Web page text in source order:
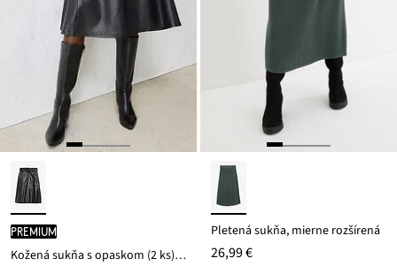
PREMIUM
Kožená sukňa s opaskom (2 ks), jahňacia nappa koža
Pletená sukňa, mierne rozšírená
26,99 €